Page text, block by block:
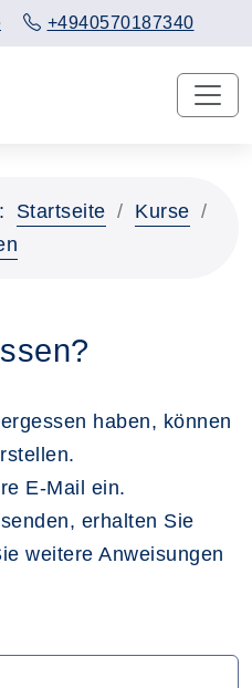
+4940570187340
Startseite
Kurse
haben, können
E-Mail ein.
erhalten Sie
weitere Anweisungen